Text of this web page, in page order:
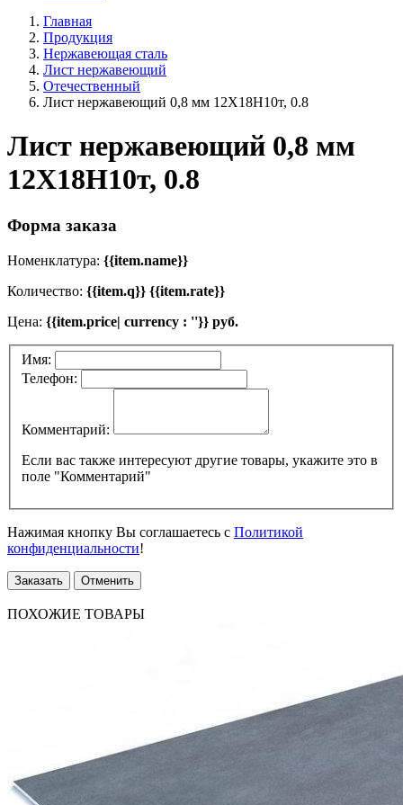
Главная
Продукция
Нержавеющая сталь
Лист нержавеющий
Отечественный
Лист нержавеющий 0,8 мм 12Х18Н10т, 0.8
Лист нержавеющий 0,8 мм
12Х18Н10т, 0.8
Форма заказа
Номенклатура: {{item.name}}
Количество: {{item.q}} {{item.rate}}
Цена: {{item.price| currency : ''}} руб.
Имя:
Телефон:
Комментарий:
Если вас также интересуют другие товары, укажите это в
поле "Комментарий"
Нажимая кнопку Вы соглашаетесь с Политикой
конфиденциальности!
Заказать Отменить
ПОХОЖИЕ ТОВАРЫ